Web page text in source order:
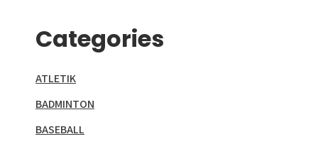
Categories
ATLETIK
BADMINTON
BASEBALL